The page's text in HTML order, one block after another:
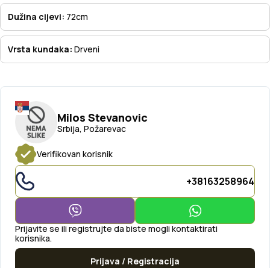
Milos Stevanovic
Srbija, Požarevac
Verifikovan korisnik
+38163258964
Prijavite se ili registrujte da biste mogli kontaktirati
korisnika.
Prijava / Registracija
Dužina cijevi: 72cm
Vrsta kundaka: Drveni